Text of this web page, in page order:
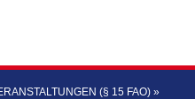
(§ 15 FAO) »